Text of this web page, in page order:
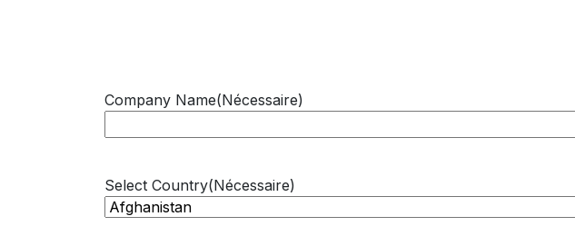
Company Name(Nécessaire)
Select Country(Nécessaire)